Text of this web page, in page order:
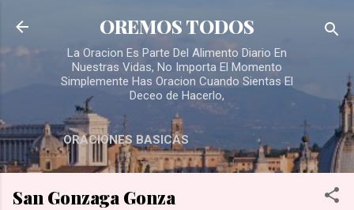
Skip to main content
OREMOS TODOS
La Oracion Es Parte Del Alimento Diario En
Nuestras Vidas, No Importa El Momento
Simplemente Has Oracion Cuando Sientas El
Deceo de Hacerlo,
ORACIONES BASICAS
San Gonzaga Gonza